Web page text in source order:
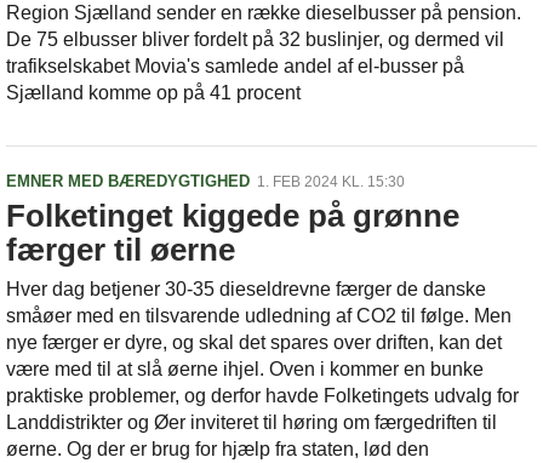
Region Sjælland sender en række dieselbusser på pension.
De 75 elbusser bliver fordelt på 32 buslinjer, og dermed vil
trafikselskabet Movia's samlede andel af el-busser på
Sjælland komme op på 41 procent
EMNER MED BÆREDYGTIGHED 1. FEB 2024 KL. 15:30
Folketinget kiggede på grønne
færger til øerne
Hver dag betjener 30-35 dieseldrevne færger de danske
småøer med en tilsvarende udledning af CO2 til følge. Men
nye færger er dyre, og skal det spares over driften, kan det
være med til at slå øerne ihjel. Oven i kommer en bunke
praktiske problemer, og derfor havde Folketingets udvalg for
Landdistrikter og Øer inviteret til høring om færgedriften til
øerne. Og der er brug for hjælp fra staten, lød den